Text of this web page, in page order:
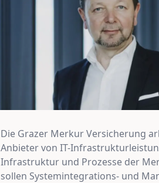
Die Grazer Merkur Versicherung
Anbieter von IT-
Infrastruktur und Prozesse der
sollen Systemintegrations- und